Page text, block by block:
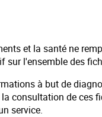
et la santé ne
l'ensemble des
à but de
consultation de
service.